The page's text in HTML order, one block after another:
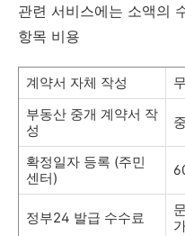
관련 서비스에는 소액의
항목 비용
계약서 자체 작성
부동산 중개 계약서 작
성
확정일자 등록 (주민
센터)
정부24 발급 수수료